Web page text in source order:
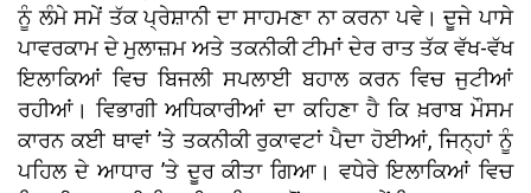
ਨੂੰ ਲੰਮੇ ਸਮੇਂ ਤੱਕ ਪ੍ਰੇਸ਼ਾਨੀ ਦਾ ਸਾਹਮਣਾ ਨਾ ਕਰਨਾ ਪਵੇ। ਦੂਜੇ ਪਾਸੇ
ਪਾਵਰਕਾਮ ਦੇ ਮੁਲਾਜ਼ਮ ਅਤੇ ਤਕਨੀਕੀ ਟੀਮਾਂ ਦੇਰ ਰਾਤ ਤੱਕ ਵੱਖ-ਵੱਖ
ਇਲਾਕਿਆਂ ਵਿਚ ਬਿਜਲੀ ਸਪਲਾਈ ਬਹਾਲ ਕਰਨ ਵਿਚ ਜੁਟੀਆਂ
ਰਹੀਆਂ। ਵਿਭਾਗੀ ਅਧਿਕਾਰੀਆਂ ਦਾ ਕਹਿਣਾ ਹੈ ਕਿ ਖ਼ਰਾਬ ਮੌਸਮ
ਕਾਰਨ ਕਈ ਥਾਵਾਂ ’ਤੇ ਤਕਨੀਕੀ ਰੁਕਾਵਟਾਂ ਪੈਦਾ ਹੋਈਆਂ, ਜਿਨ੍ਹਾਂ ਨੂੰ
ਪਹਿਲ ਦੇ ਆਧਾਰ ’ਤੇ ਦੂਰ ਕੀਤਾ ਗਿਆ। ਵਧੇਰੇ ਇਲਾਕਿਆਂ ਵਿਚ